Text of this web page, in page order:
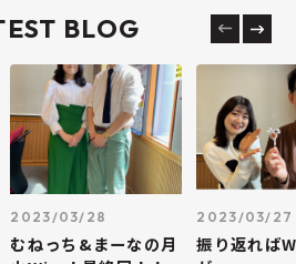
BLOG
2023/03/28
むねっち&まーなの月
2023/03/27
振り返れば